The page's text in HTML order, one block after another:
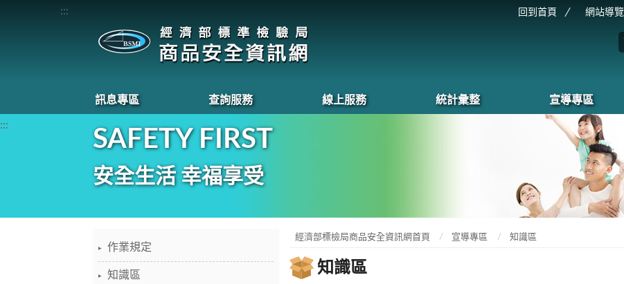
回到首頁 網站導覽
:::
訊息專區 查詢服務 線上服務 統計彙整 宣導專區
:::
SAFETY FIRST
安全生活 幸福享受
作業規定
知識區
經濟部標檢局商品安全資訊網首頁 宣導專區 知識區
知識區